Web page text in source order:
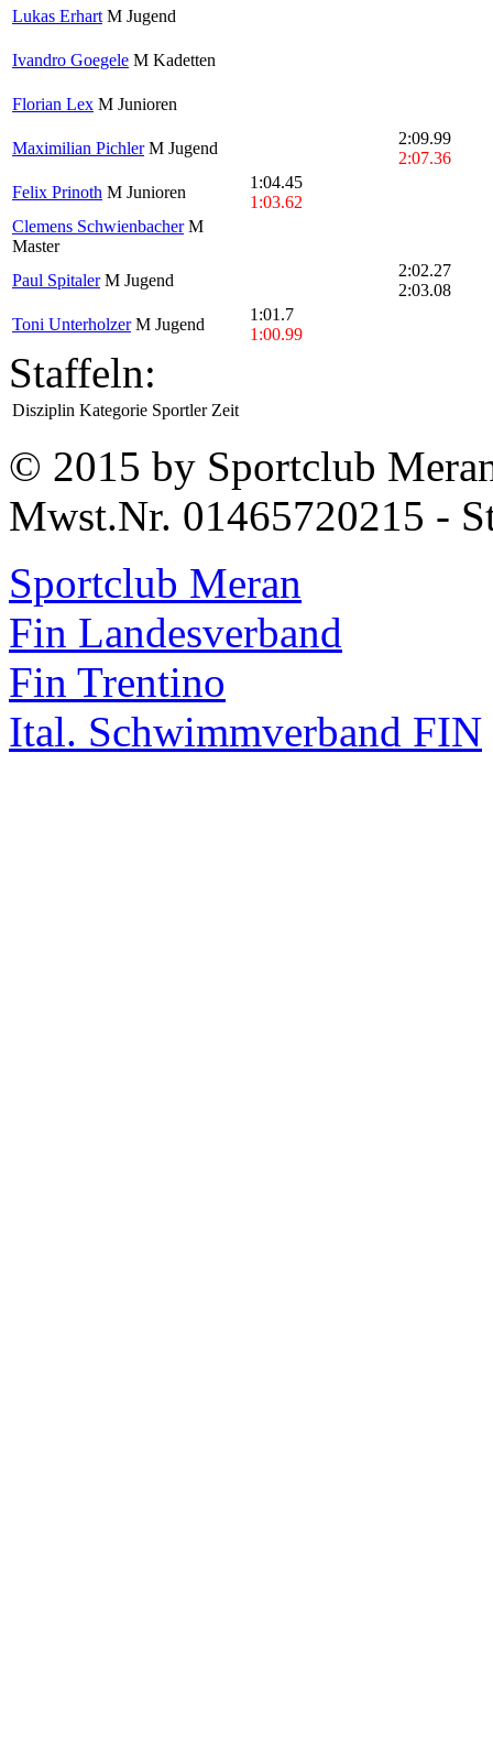
Lukas Erhart M Jugend
Ivandro Goegele M Kadetten
Florian Lex M Junioren
Maximilian PichlerM Jugend
2:09.99
2:07.36
Felix Prinoth M Junioren
1:04.45
1:03.62
Clemens SchwienbacherM
Master
Paul SpitalerM Jugend
2:02.27
2:03.08
Toni UnterholzerM Jugend
1:01.7
1:00.99
Staffeln:
Disziplin Kategorie Sportler Zeit
© 2015 by Sportclub
Mwst.Nr. 01465720215 -
Sportclub Meran
Fin Landesverband
Fin Trentino
Ital. Schwimmverband FIN